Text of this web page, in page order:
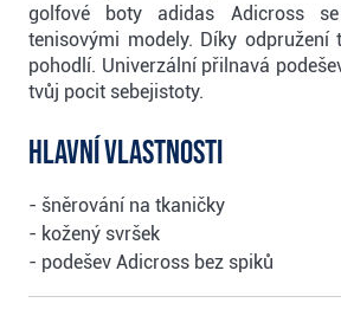
golfové boty adidas Adicross
tenisovými modely. Díky
pohodlí. Univerzální přilnavá
tvůj pocit sebejistoty.
Hlavní vlastnosti
- šněrování na tkaničky
- kožený svršek
- podešev Adicross bez spiků